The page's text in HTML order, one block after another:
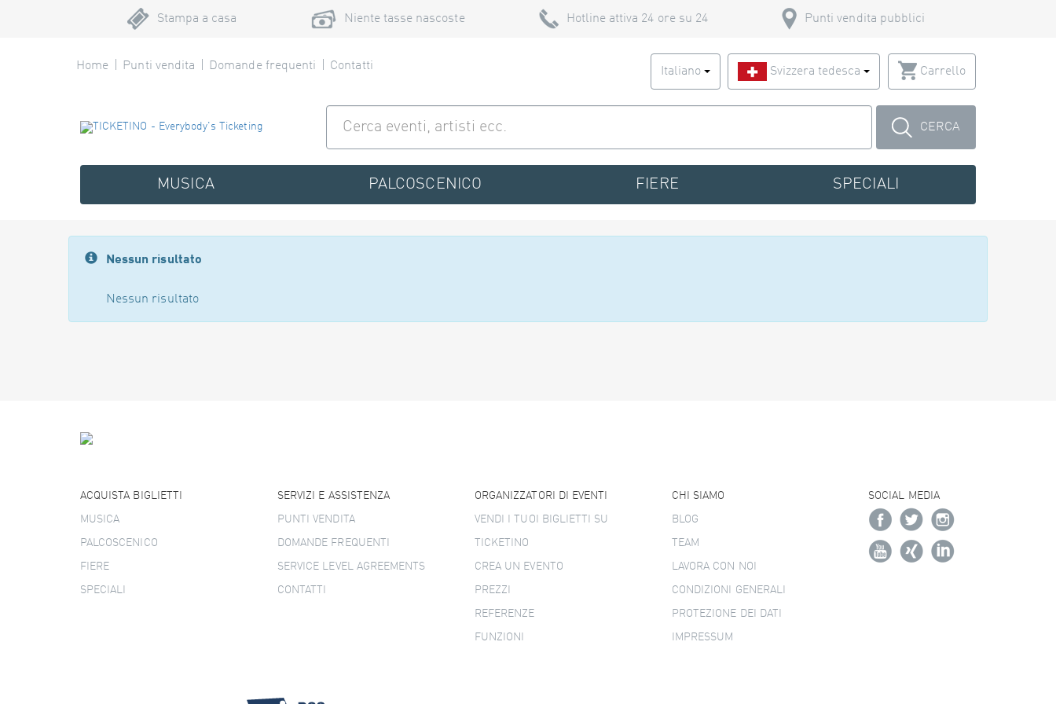
Stampa a casa Niente tasse nascoste Hotline attiva 24 ore su 24 Punti vendita pubblici
Home Punti vendita Domande frequenti Contatti Italiano Svizzera tedesca Carrello
CERCA
MUSICA PALCOSCENICO FIERE SPECIALI
Nessun risultato
Nessun risultato
ACQUISTA BIGLIETTI
MUSICA
PALCOSCENICO
FIERE
SPECIALI
SERVIZI E ASSISTENZA
PUNTI VENDITA
DOMANDE FREQUENTI
SERVICE LEVEL AGREEMENTS
CONTATTI
ORGANIZZATORI DI EVENTI
VENDI I TUOI BIGLIETTI SU
TICKETINO
CREA UN EVENTO
PREZZI
REFERENZE
FUNZIONI
CHI SIAMO
BLOG
TEAM
LAVORA CON NOI
CONDIZIONI GENERALI
PROTEZIONE DEI DATI
IMPRESSUM
SOCIAL MEDIA